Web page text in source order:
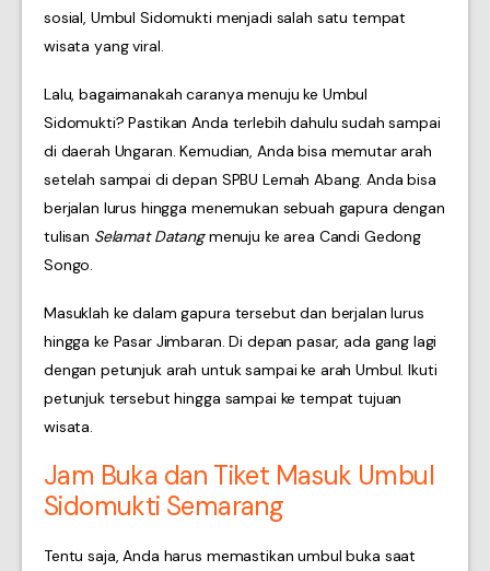
sosial, Umbul Sidomukti menjadi salah satu tempat
wisata yang viral.
Lalu, bagaimanakah caranya menuju ke Umbul
Sidomukti? Pastikan Anda terlebih dahulu sudah sampai
di daerah Ungaran. Kemudian, Anda bisa memutar arah
setelah sampai di depan SPBU Lemah Abang. Anda bisa
berjalan lurus hingga menemukan sebuah gapura dengan
tulisan Selamat Datangmenuju ke area Candi Gedong
Songo.
Masuklah ke dalam gapura tersebut dan berjalan lurus
hingga ke Pasar Jimbaran. Di depan pasar, ada gang lagi
dengan petunjuk arah untuk sampai ke arah Umbul. Ikuti
petunjuk tersebut hingga sampai ke tempat tujuan
wisata.
Jam Buka dan Tiket Masuk Umbul
Sidomukti Semarang
Tentu saja, Anda harus memastikan umbul buka saat